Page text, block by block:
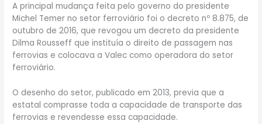
A principal mudança feita pelo governo do presidente
Michel Temer no setor ferroviário foi o decreto nº 8.875, de
outubro de 2016, que revogou um decreto da presidente
Dilma Rousseff que instituía o direito de passagem nas
ferrovias e colocava a Valec como operadora do setor
ferroviário.
O desenho do setor, publicado em 2013, previa que a
estatal comprasse toda a capacidade de transporte das
ferrovias e revendesse essa capacidade.